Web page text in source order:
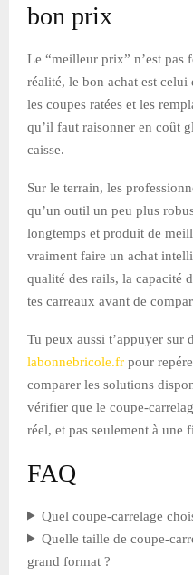
bon prix
Le “meilleur prix” n’est pas
réalité, le bon achat est celui
les coupes ratées et les
qu’il faut raisonner en coût
caisse.
Sur le terrain, les
qu’un outil un peu plus
longtemps et produit de
vraiment faire un achat
qualité des rails, la capacité
tes carreaux avant de
Tu peux aussi t’appuyer sur
labonnebricole.fr pour
comparer les solutions
vérifier que le coupe-
réel, et pas seulement à une
FAQ
Quel coupe-carrelage
Quelle taille de coupe-
grand format ?